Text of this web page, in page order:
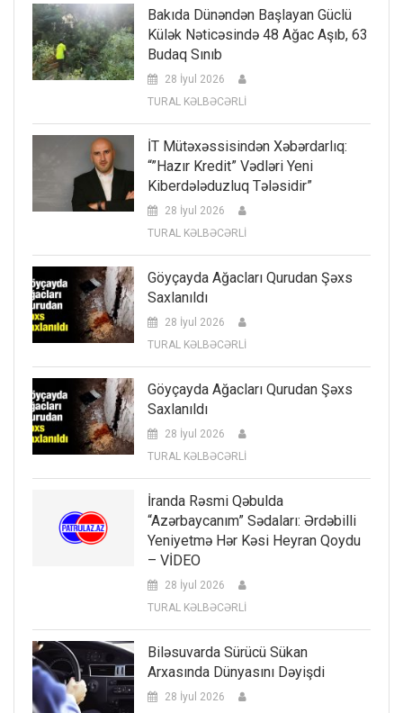
Bakıda Dünəndən Başlayan Güclü
Külək Nəticəsində 48 Ağac Aşıb, 63
Budaq Sınıb
28 İyul 2026
TURAL KƏLBƏCƏRLİ
İT Mütəxəssisindən Xəbərdarlıq:
“”Hazır Kredit” Vədləri Yeni
Kiberdələduzluq Tələsidir”
28 İyul 2026
TURAL KƏLBƏCƏRLİ
Göyçayda Ağacları Qurudan Şəxs
Saxlanıldı
28 İyul 2026
TURAL KƏLBƏCƏRLİ
Göyçayda Ağacları Qurudan Şəxs
Saxlanıldı
28 İyul 2026
TURAL KƏLBƏCƏRLİ
İranda Rəsmi Qəbulda
“Azərbaycanım” Sədaları: Ərdəbilli
Yeniyetmə Hər Kəsi Heyran Qoydu
– VİDEO
28 İyul 2026
TURAL KƏLBƏCƏRLİ
Biləsuvarda Sürücü Sükan
Arxasında Dünyasını Dəyişdi
28 İyul 2026